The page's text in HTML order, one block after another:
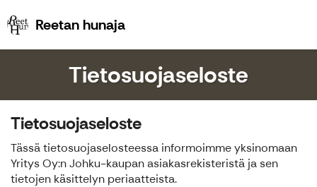
Reetan hunajaReetan hunaja
Tietosuojaseloste
Tietosuojaseloste
Tässä tietosuojaselosteessa informoimme yksinomaan
Yritys Oy:n Johku-kaupan asiakasrekisteristä ja sen
tietojen käsittelyn periaatteista.